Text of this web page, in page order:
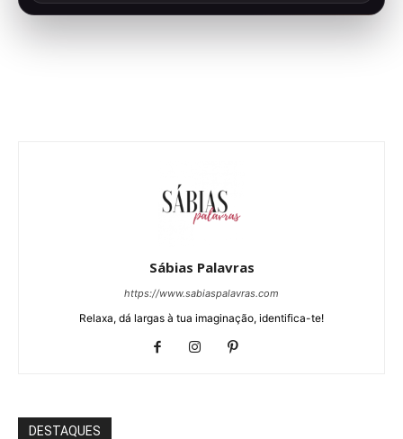
Sábias Palavras
https://www.sabiaspalavras.com
Relaxa, dá largas à tua imaginação, identifica-te!
DESTAQUES